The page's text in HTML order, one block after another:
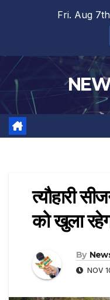
Fri. Aug
त्यौहारी
को खुला
By
NOV